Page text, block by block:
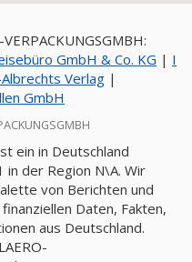
GmbH & Co. KG | I
Verlag |
GmbH
ein in Deutschland
der Region N\A. Wir
von Berichten und
Daten, Fakten,
aus Deutschland.